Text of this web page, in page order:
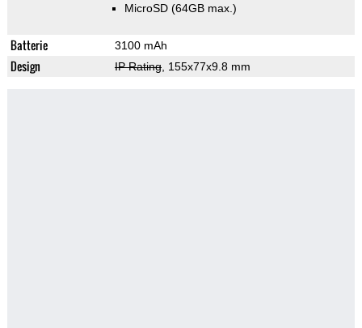
MicroSD (64GB max.)
Batterie 3100 mAh
Design IP Rating, 155x77x9.8 mm